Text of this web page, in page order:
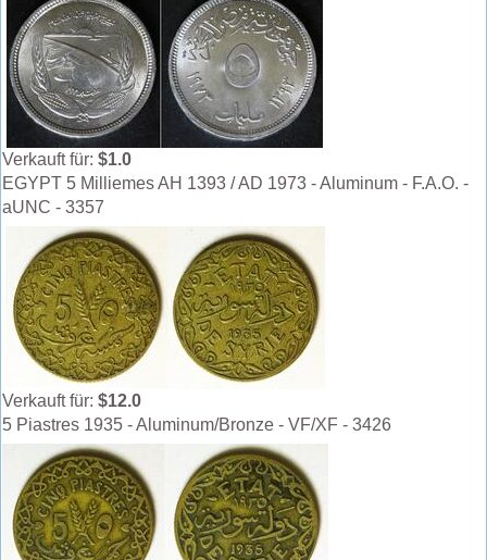
Verkauft für: $1.0
EGYPT 5 Milliemes AH 1393 / AD 1973 - Aluminum - F.A.O. -
aUNC - 3357
Verkauft für: $12.0
5 Piastres 1935 - Aluminum/Bronze - VF/XF - 3426